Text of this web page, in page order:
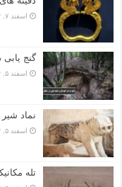
اسفند ۷, ۱۴۰۴
گنج یابی
اسفند ۵, ۱۴۰۴
نماد شیر
اسفند ۵, ۱۴۰۴
تله